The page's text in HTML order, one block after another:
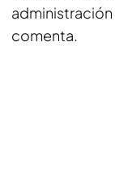
comenta.